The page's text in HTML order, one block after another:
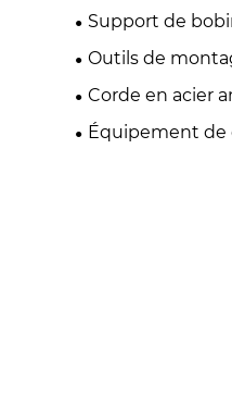
Support de
Outils de
Corde en acier
Équipement de